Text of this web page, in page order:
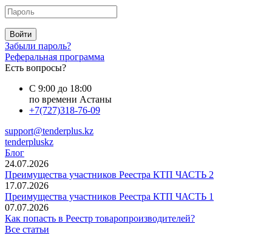
Войти
Забыли пароль?
Реферальная программа
Есть вопросы?
С 9:00 до 18:00
по времени Астаны
+7(727)318-76-09
support@tenderplus.kz
tenderpluskz
Блог
24.07.2026
Преимущества участников Реестра КТП ЧАСТЬ 2
17.07.2026
Преимущества участников Реестра КТП ЧАСТЬ 1
07.07.2026
Как попасть в Реестр товаропроизводителей?
Все статьи